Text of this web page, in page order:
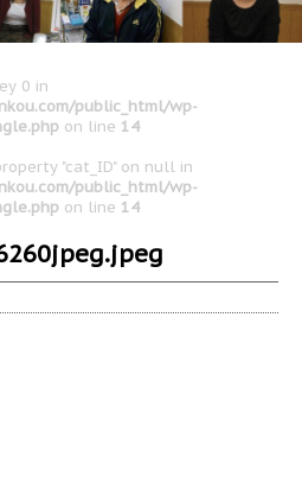
0 in
public_html/wp-
on line 14
"cat_ID" on null in
public_html/wp-
on line 14